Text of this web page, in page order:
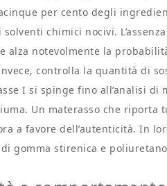
per cento degli
chimici nocivi.
alza notevolmente la
controlla la quantità di
I si spinge fino all’analisi
Un materasso che riporta
a favore dell’autenticità. In
gomma stirenica e